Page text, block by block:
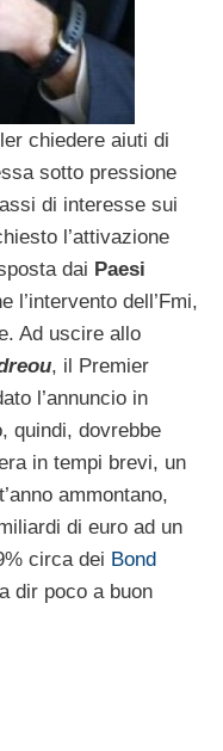
chiedere aiuti di
sotto pressione
di interesse sui
l’attivazione
dai Paesi
l’intervento dell’Fmi,
Ad uscire allo
, il Premier
l’annuncio in
quindi, dovrebbe
in tempi brevi, un
ammontano,
di euro ad un
circa dei Bond
dir poco a buon